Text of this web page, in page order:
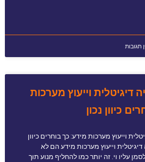
תגובות
דיגיטלית וייעוץ מערכות
כיוון נכון
וייעוץ מערכות מידע: כך בוחרים כיוון
דיגיטלית וייעוץ מערכות מידע הם לא
עליו וי. זה יותר כמו להחליף מנוע תוך